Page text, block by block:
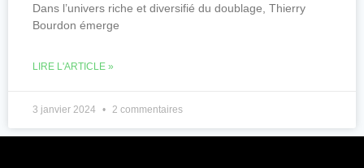
Dans l’univers riche et diversifié du doublage, Thierry
Bourdon émerge
LIRE L'ARTICLE »
3 janvier 2024 2 commentaires